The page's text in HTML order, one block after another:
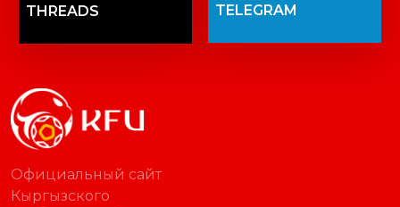
THREADS TELEGRAM
Официальный сайт
Кыргызского